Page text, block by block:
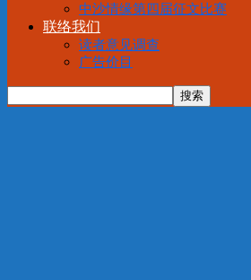
中沙情缘第四届征文比赛
联络我们
读者意见调查
广告价目